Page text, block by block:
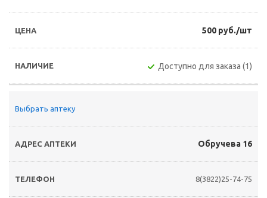
500 руб./шт
Доступно для заказа (1)
Выбрать аптеку
Обручева 16
8(3822)25-74-75